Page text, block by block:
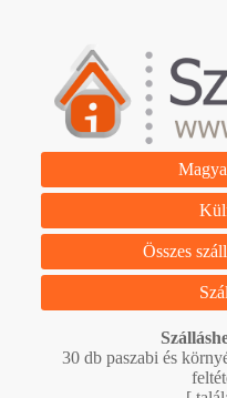
Összes
30 db paszabi és